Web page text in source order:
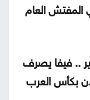
المفتش العام
.. فيفا يصرف
بكأس العرب